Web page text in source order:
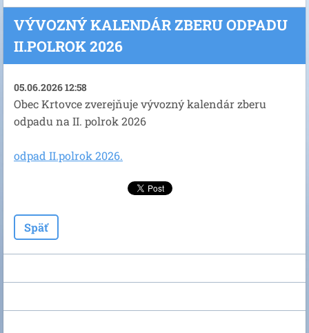
VÝVOZNÝ KALENDÁR ZBERU ODPADU
II.POLROK 2026
05.06.2026 12:58
Obec Krtovce zverejňuje vývozný kalendár zberu
odpadu na II. polrok 2026
odpad II.polrok 2026.
Späť